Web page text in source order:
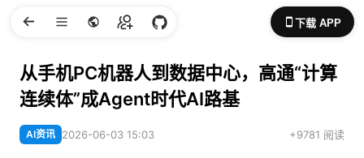
下载 APP
从手机PC机器人到数据中心，高通“计算
连续体”成Agent时代AI路基
AI资讯 2026-06-03 15:03 +9781 阅读